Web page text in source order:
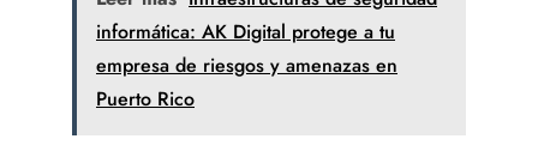
informática: AK Digital protege a tu
empresa de riesgos y amenazas en
Puerto Rico